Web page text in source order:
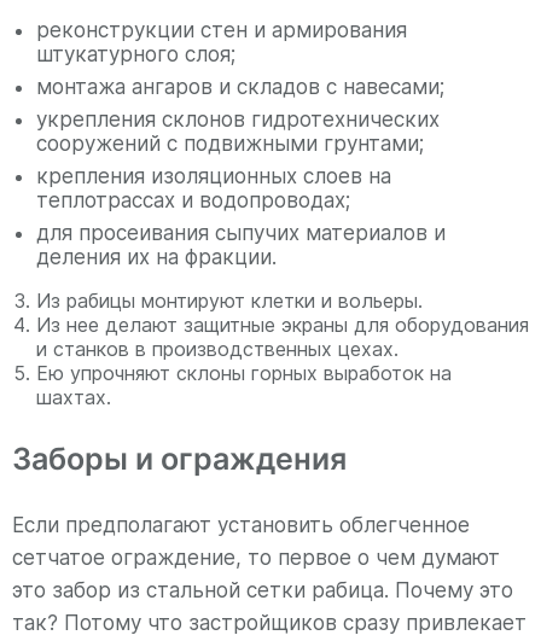
реконструкции стен и армирования
штукатурного слоя;
монтажа ангаров и складов с навесами;
укрепления склонов гидротехнических
сооружений с подвижными грунтами;
крепления изоляционных слоев на
теплотрассах и водопроводах;
для просеивания сыпучих материалов и
деления их на фракции.
Из рабицы монтируют клетки и вольеры.
Из нее делают защитные экраны для оборудования
и станков в производственных цехах.
Ею упрочняют склоны горных выработок на
шахтах.
Заборы и ограждения
Если предполагают установить облегченное
сетчатое ограждение, то первое о чем думают
это забор из стальной сетки рабица. Почему это
так? Потому что застройщиков сразу привлекает